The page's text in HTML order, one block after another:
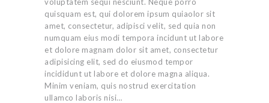
quisquam est, qui dolorem ipsum quiaolor sit
amet, consectetur, adipisci velit, sed quia non
numquam eius modi tempora incidunt ut labore
et dolore magnam dolor sit amet, consectetur
adipisicing elit, sed do eiusmod tempor
incididunt ut labore et dolore magna aliqua.
Minim veniam, quis nostrud exercitation
ullamco laboris nisi…